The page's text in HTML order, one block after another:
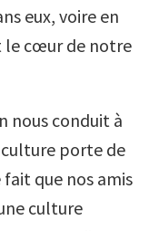
eux, voire en
le cœur de notre
nous conduit à
porte de
que nos amis
culture